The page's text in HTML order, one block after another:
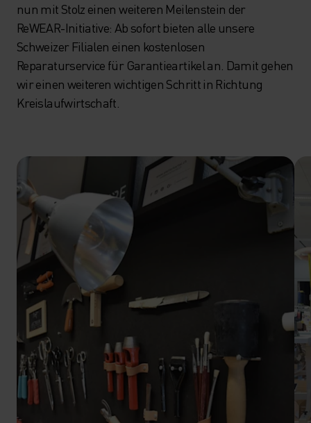
nun mit Stolz einen weiteren Meilenstein der
ReWEAR-Initiative: Ab sofort bieten alle unsere
Schweizer Filialen einen kostenlosen
Reparaturservice für Garantieartikel an. Damit gehen
wir einen weiteren wichtigen Schritt in Richtung
Kreislaufwirtschaft.